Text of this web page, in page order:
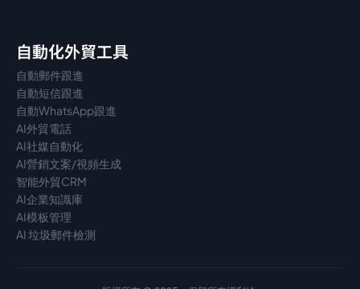
自動化外貿工具
自動郵件跟進
自動短信跟進
自動WhatsApp跟進
AI外貿電話
AI社媒自動化
AI營銷文案/視頻生成
智能外貿CRM
AI企業知識庫
AI模板管理
AI 垃圾郵件檢測